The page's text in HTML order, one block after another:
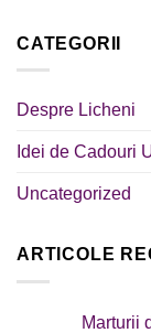
CATEGORII
Despre Licheni
Idei de Cadouri
Uncategorized
ARTICOLE
Marturii